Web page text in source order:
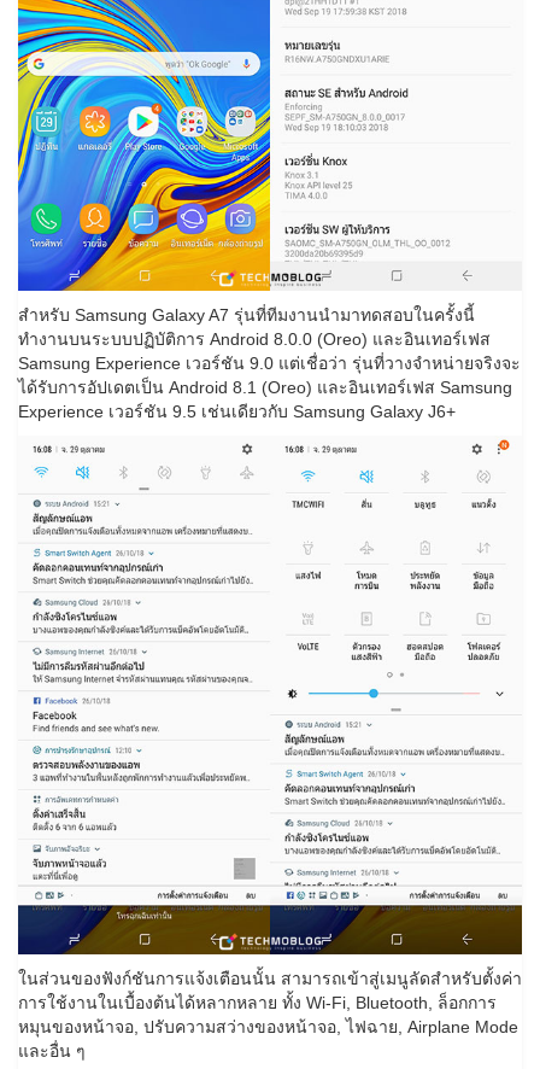
สำหรับ Samsung Galaxy A7 รุ่นที่ทีมงานนำมาทดสอบในครั้งนี้
ทำงานบนระบบปฏิบัติการ Android 8.0.0 (Oreo) และอินเทอร์เฟส
Samsung Experience เวอร์ชัน 9.0 แต่เชื่อว่า รุ่นที่วางจำหน่ายจริงจะ
ได้รับการอัปเดตเป็น Android 8.1 (Oreo) และอินเทอร์เฟส Samsung
Experience เวอร์ชัน 9.5 เช่นเดียวกับ Samsung Galaxy J6+
ในส่วนของฟังก์ชันการแจ้งเตือนนั้น สามารถเข้าสู่เมนูลัดสำหรับตั้งค่า
การใช้งานในเบื้องต้นได้หลากหลาย ทั้ง Wi-Fi, Bluetooth, ล็อกการ
หมุนของหน้าจอ, ปรับความสว่างของหน้าจอ, ไฟฉาย, Airplane Mode
และอื่น ๆ